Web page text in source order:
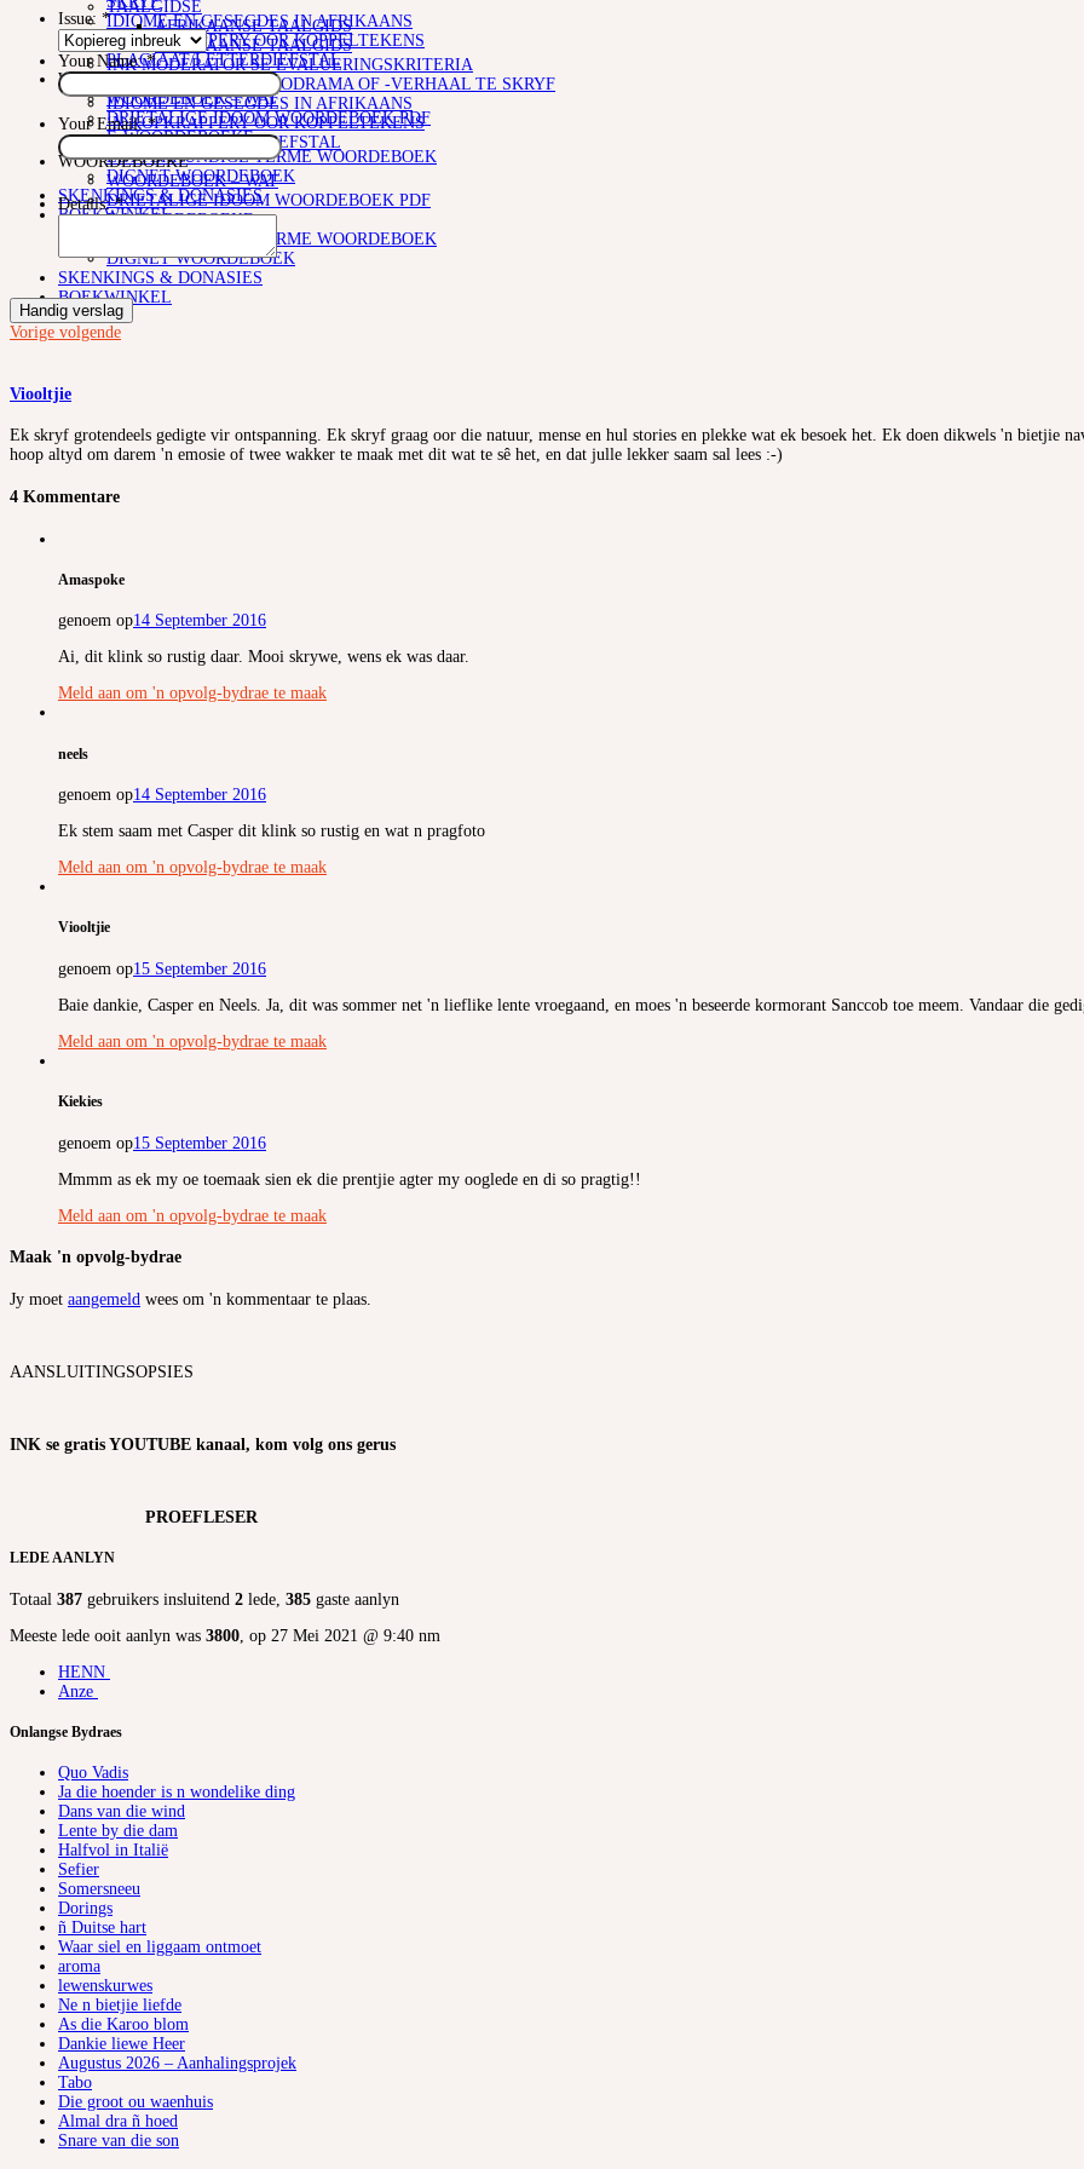
IDIOME EN GESEGDES IN AFRIKAANS
‘N KOPKRAPPERY OOR KOPPELTEKENS
PLAGIAAT/LETTERDIEFSTAL
WOORDEBOEKE
WOORDEBOEK – WAT
DRIETALIGE IDOOM WOORDEBOEK PDF
E-WOORDEBOEKE
LETTERKUNDIGE TERME WOORDEBOEK
DIGNET WOORDEBOEK
SKENKINGS & DONASIES
BOEKWINKEL
TAALGIDSE
AFRIKAANSE TAALGIDS
AFRIKAANSE TAALGIDS
INK MODERATOR SE EVALUERINGSKRITERIA
RIGLYNE OM ‘N RADIODRAMA OF -VERHAAL TE SKRYF
IDIOME EN GESEGDES IN AFRIKAANS
‘N KOPKRAPPERY OOR KOPPELTEKENS
PLAGIAAT/LETTERDIEFSTAL
WOORDEBOEKE
WOORDEBOEK – WAT
DRIETALIGE IDOOM WOORDEBOEK PDF
E-WOORDEBOEKE
LETTERKUNDIGE TERME WOORDEBOEK
DIGNET WOORDEBOEK
SKENKINGS & DONASIES
BOEKWINKEL
Issue: *
Your Name:*
Your Email:*
Details:*
Handig verslag
Vorige volgende
Viooltjie
Ek skryf grotendeels gedigte vir ontspanning. Ek skryf graag oor die natuur, mense en hul stories en plekke wat ek besoek het. Ek doen dikwels 'n bietjie
hoop altyd om darem 'n emosie of twee wakker te maak met dit wat te sê het, en dat julle lekker saam sal lees :-)
4 Kommentare
Amaspoke
genoem op14 September 2016
Ai, dit klink so rustig daar. Mooi skrywe, wens ek was daar.
Meld aan om 'n opvolg-bydrae te maak
neels
genoem op14 September 2016
Ek stem saam met Casper dit klink so rustig en wat n pragfoto
Meld aan om 'n opvolg-bydrae te maak
Viooltjie
genoem op15 September 2016
Baie dankie, Casper en Neels. Ja, dit was sommer net 'n lieflike lente vroegaand, en moes 'n beseerde kormorant Sanccob toe meem. Vandaar die
Meld aan om 'n opvolg-bydrae te maak
Kiekies
genoem op15 September 2016
Mmmm as ek my oe toemaak sien ek die prentjie agter my ooglede en di so pragtig!!
Meld aan om 'n opvolg-bydrae te maak
Maak 'n opvolg-bydrae
Jy moet aangemeld wees om 'n kommentaar te plaas.
AANSLUITINGSOPSIES
INK se gratis YOUTUBE kanaal, kom volg ons gerus
PROEFLESER
LEDE AANLYN
Totaal 387 gebruikers insluitend 2 lede, 385 gaste aanlyn
Meeste lede ooit aanlyn was 3800 , op 27 Mei 2021 @ 9:40 nm
HENN
Anze
Onlangse Bydraes
Quo Vadis
Ja die hoender is n wondelike ding
Dans van die wind
Lente by die dam
Halfvol in Italië
Sefier
Somersneeu
Dorings
ñ Duitse hart
Waar siel en liggaam ontmoet
aroma
lewenskurwes
Ne n bietjie liefde
As die Karoo blom
Dankie liewe Heer
Augustus 2026 – Aanhalingsprojek
Tabo
Die groot ou waenhuis
Almal dra ñ hoed
Snare van die son